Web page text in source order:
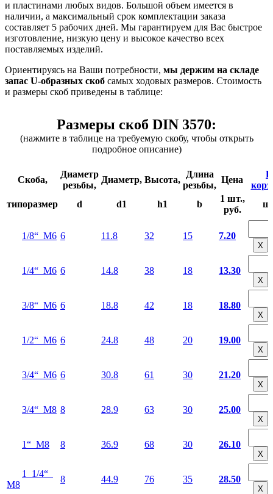
и пластинами любых видов. Большой объем имеется в
наличии, а максимальный срок комплектации заказа
составляет 5 рабочих дней. Мы гарантируем для Вас быстрое
изготовление, низкую цену и высокое качество всех
поставляемых изделий.
Ориентируясь на Ваши потребности, мы держим на складе
запас U-образных скоб самых ходовых размеров. Стоимость
и размеры скоб приведены в таблице:
Размеры скоб DIN 3570:
(нажмите в таблице на требуемую скобу, чтобы открыть
подробное описание)
Скоба,
Диаметр
резьбы,
Диаметр, Высота,
Длина
резьбы,
Цена
В
типоразмер
d d1 h1 b
1 шт.,
руб.
1/8“ М6 6 11.8 32 15 7.20
Х
1/4“ М6 6 14.8 38 18 13.30
Х
3/8“ М6 6 18.8 42 18 18.80
Х
1/2“ М6 6 24.8 48 20 19.00
Х
3/4“ М6 6 30.8 61 30 21.20
Х
3/4“ М8 8 28.9 63 30 25.00
Х
1“ М8 8 36.9 68 30 26.10
Х
1 1/4“
М8
8 44.9 76 35 28.50
Х